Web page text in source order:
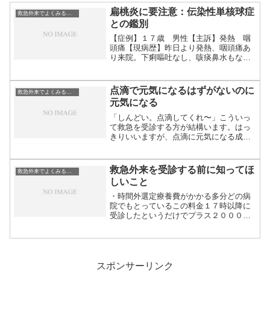
救急外来でよくみる症例
扁桃炎に要注意：伝染性単核球症
との鑑別
【症例】１７歳 男性【主訴】発熱 咽
頭痛【現病歴】昨日より発熱、咽頭痛あ
り来院。下痢嘔吐なし、咳痰鼻水もな
救急外来でよくみる症例
点滴で元気になるはずがないのに
元気になる
「しんどい。点滴してくれ〜」こういっ
て救急を受診する方が結構います。はっ
きりいいますが、点滴に元気になる成分
救急外来を受診する前に知ってほ
しいこと
・時間外選定療養費がかかる多分どの病
院でもとっているこの料金１７時以降に
受診したというだけでプラス２０００円
スポンサーリンク